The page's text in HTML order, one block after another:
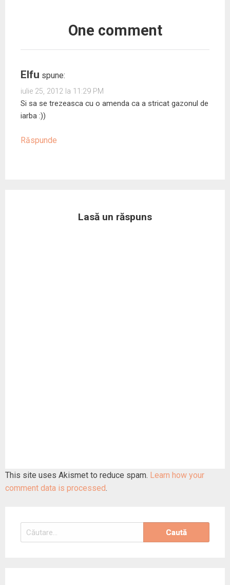
One comment
Elfu spune:
iulie 25, 2012 la 11:29 PM
Si sa se trezeasca cu o amenda ca a stricat gazonul de
iarba :))
Răspunde
Lasă un răspuns
This site uses Akismet to reduce spam. Learn how your
comment data is processed.
Caută
după: